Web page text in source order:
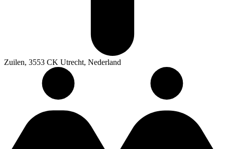
Zuilen, 3553 CK Utrecht, Nederland